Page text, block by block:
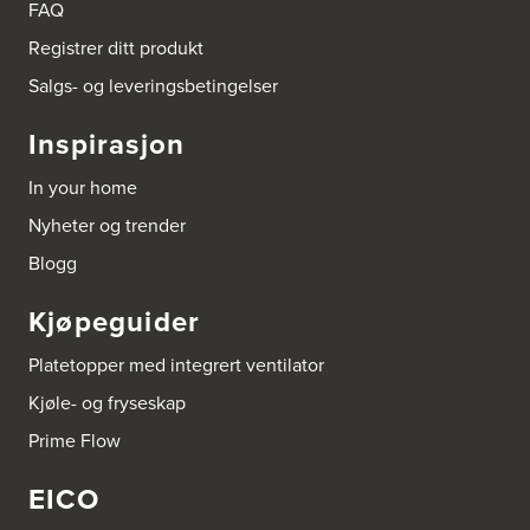
Boligleverandøren Karmøy AS
Postboks 213
4296 Åkrehamn
http://www.interiormesteren.no
Bonaparte Interiør AS
Borgenveien 66
Tel.:
Borge butikk AS
Sundemoen Næringspark
Power Hokksund
3300 Hokksund
Tel.:32-700000
http://www.expert.no
Bravida Trondheim
FAQ
Registrer ditt produkt
Salgs- og leveringsbetingelser
Inspirasjon
In your home
Nyheter og trender
Blogg
Kjøpeguider
Platetopper med integrert ventilator
Kjøle- og fryseskap
Prime Flow
EICO